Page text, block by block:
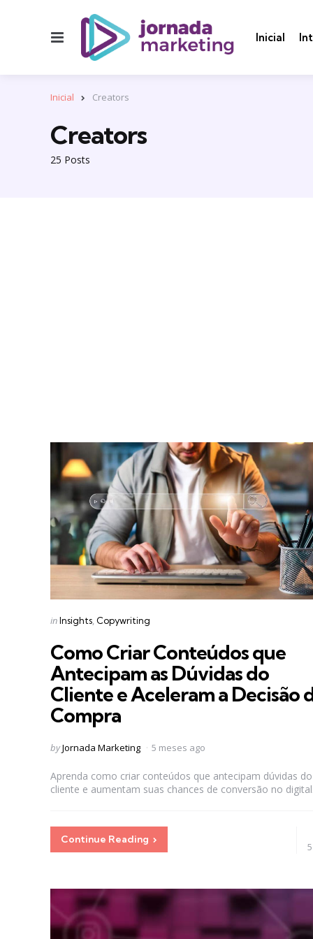
Inicial
Inicial Creators
25 Posts
Creators
Categories
Posted
inInsights Copywriting
Como Criar Conteúdos que
Antecipam as Dúvidas do
Cliente e Aceleram a Decisão
Compra
Posted
byJornada Marketing 5 meses ago
Aprenda como criar conteúdos que antecipam dúvidas do
cliente e aumentam suas chances de conversão no digital.
Continue Reading